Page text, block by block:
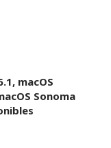
macOS
Sonoma